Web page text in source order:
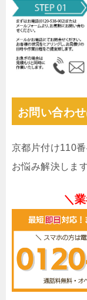
お問い合わ
京都片付け110
お悩み解決しま
＼